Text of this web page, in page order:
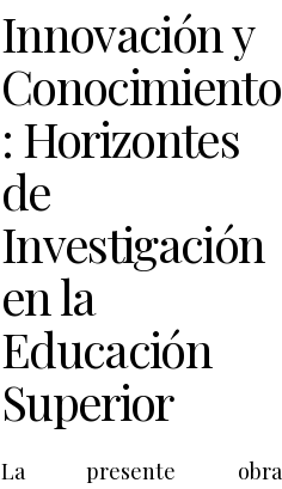
Innovación y
Conocimiento
: Horizontes
de
Investigación
en la
Educación
Superior
La presente obra